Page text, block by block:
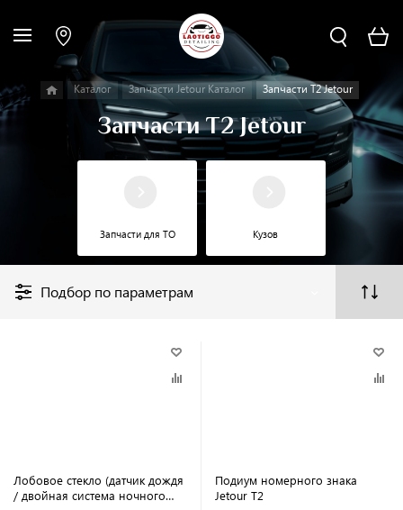
Каталог Запчасти Jetour Каталог Запчасти T2 Jetour
Запчасти T2 Jetour
Запчасти для ТО Кузов
Подбор по параметрам
Лобовое стекло (датчик дождя
/ двойная система ночного
Подиум номерного знака
Jetour T2